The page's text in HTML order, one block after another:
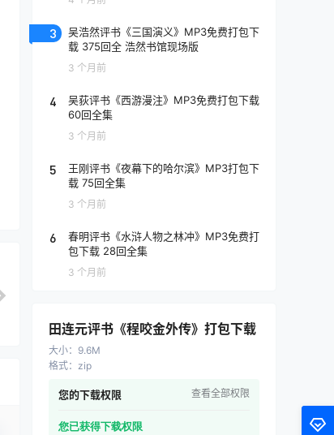
3
吴浩然评书《三国演义》MP3免费打包下
载 375回全 浩然书馆现场版
3 个月前
4
吴荻评书《西游漫注》MP3免费打包下载
60回全集
3 个月前
5
王刚评书《夜幕下的哈尔滨》MP3打包下
载 75回全集
3 个月前
6
春明评书《水浒人物之林冲》MP3免费打
包下载 28回全集
3 个月前
田连元评书《程咬金外传》打包下载
大小： 9.6M
格式： zip
您的下载权限 查看全部权限
您已获得下载权限